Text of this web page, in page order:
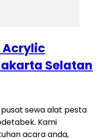
Acrylic
Selatan
sewa alat pesta
Kami
acara anda,